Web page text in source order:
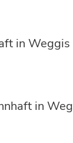
in Weggis
in